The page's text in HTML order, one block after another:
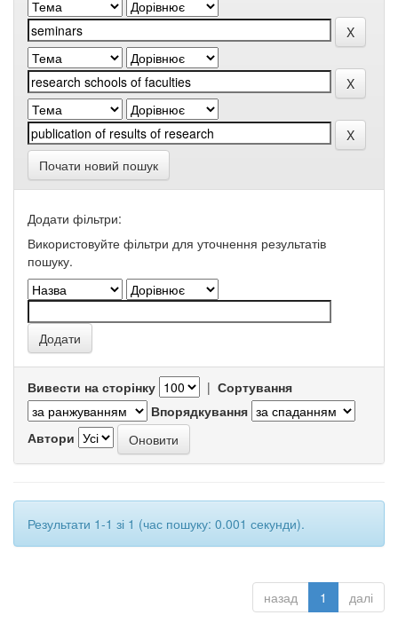
Почати новий пошук
Додати фільтри:
Використовуйте фільтри для уточнення результатів
пошуку.
Вивести на сторінку | Сортування
Впорядкування
Автори
Результати 1-1 зі 1 (час пошуку: 0.001 секунди).
назад 1 далі